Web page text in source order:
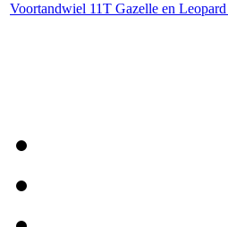
Voortandwiel 11T Gazelle en